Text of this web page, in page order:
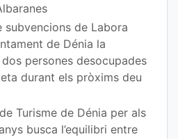
subvencions de Labora
de Dénia la
persones desocupades
durant els pròxims deu
Turisme de Dénia per als
busca l’equilibri entre